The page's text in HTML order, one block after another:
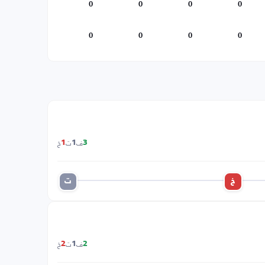
0
0
0
0
0
0
0
0
3ف 1ت 1خ
خ ت
2ف 1ت2خ